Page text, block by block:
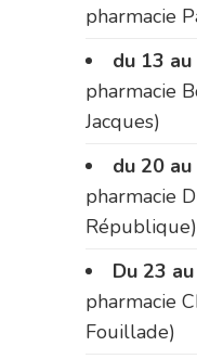
pharmacie
du 13
pharmacie
Jacques)
du 20
pharmacie
République)
Du 23
pharmacie
Fouillade)